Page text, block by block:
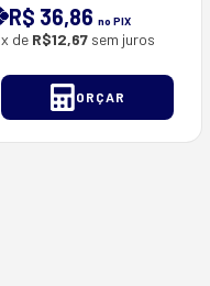
R$ 36,86no PIX
x de R$12,67 sem juros
ORÇAR